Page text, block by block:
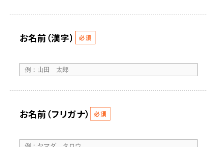
お名前（漢字） 必須
お名前（フリガナ） 必須